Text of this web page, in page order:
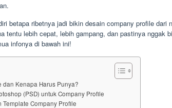
betapa ribetnya jadi bikin desain company profile dari
tentu lebih cepat, lebih gampang, dan pastinya nggak
infonya di bawah ini!
dan Kenapa Harus Punya?
(PSD) untuk Company Profile
Company Profile